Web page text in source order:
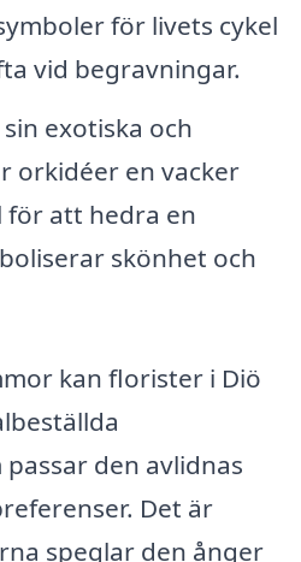
för livets cykel
vid begravningar.
exotiska och
orkidéer en vacker
för att hedra en
skönhet och
kan florister i Diö
den avlidnas
Det är
speglar den ånger